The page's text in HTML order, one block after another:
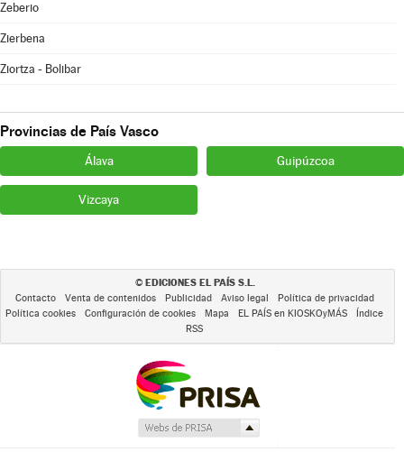
Zeberio
Zierbena
Ziortza - Bolibar
Provincias de País Vasco
Álava Guipúzcoa
Vizcaya
© EDICIONES EL PAÍS S.L.
Contacto Venta de contenidos Publicidad Aviso legal
Política de privacidad
Política cookies
Configuración de cookies Mapa EL PAÍS en KIOSKOyMÁS
Índice
RSS